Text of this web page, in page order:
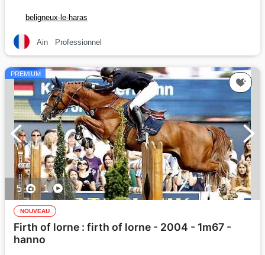
beligneux-le-haras
Ain Professionnel
PREMIUM
5 1
NOUVEAU
Firth of lorne : firth of lorne - 2004 - 1m67 -
hanno